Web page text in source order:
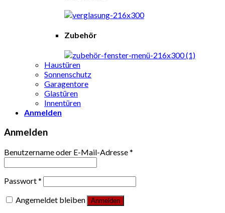
Zubehör
Haustüren
Sonnenschutz
Garagentore
Glastüren
Innentüren
Anmelden
Anmelden
Benutzername oder E-Mail-Adresse*
Passwort*
Angemeldet bleiben
Anmelden